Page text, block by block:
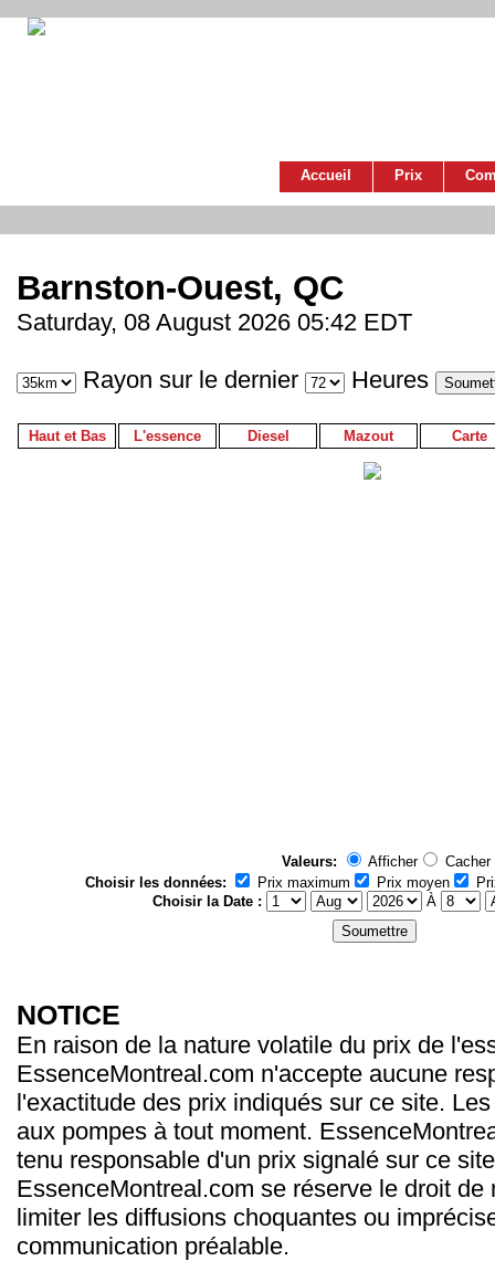
Accueil Prix
Barnston-Ouest, QC
Saturday, 08 August 2026 05:42 EDT
Rayon sur le dernier Heures
Haut et Bas L'essence Diesel Mazout Carte
Valeurs: Afficher
Cacher
Choisir les données:
Prix maximum Prix moyen
Choisir la Date :
À
NOTICE
En raison de la nature volatile du prix de
EssenceMontreal.com n'accepte aucune
l'exactitude des prix indiqués sur ce site.
aux pompes à tout moment.
tenu responsable d'un prix signalé sur ce
EssenceMontreal.com se réserve le droit de
limiter les diffusions choquantes ou
communication préalable.